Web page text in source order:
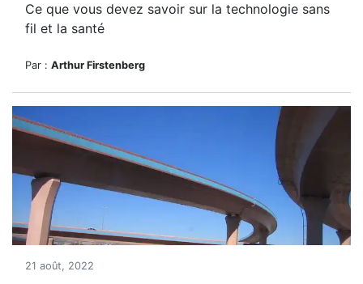
Ce que vous devez savoir sur la technologie sans
fil et la santé
Par : Arthur Firstenberg
21 août, 2022